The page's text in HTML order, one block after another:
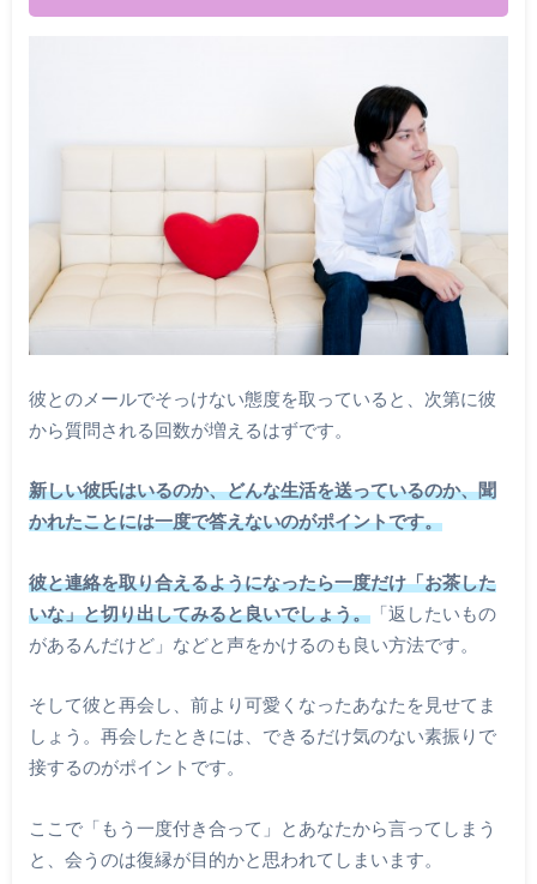
彼とのメールでそっけない態度を取っていると、次第に彼
から質問される回数が増えるはずです。
新しい彼氏はいるのか、どんな生活を送っているのか、聞
かれたことには一度で答えないのがポイントです。
彼と連絡を取り合えるようになったら一度だけ「お茶した
いな」と切り出してみると良いでしょう。「返したいもの
があるんだけど」などと声をかけるのも良い方法です。
そして彼と再会し、前より可愛くなったあなたを見せてま
しょう。再会したときには、できるだけ気のない素振りで
接するのがポイントです。
ここで「もう一度付き合って」とあなたから言ってしまう
と、会うのは復縁が目的かと思われてしまいます。